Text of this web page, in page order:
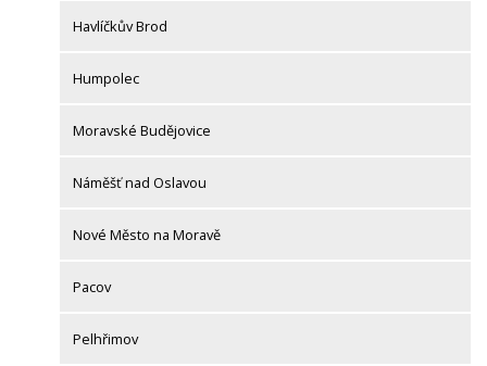
Havlíčkův Brod
Humpolec
Moravské Budějovice
Náměšť nad Oslavou
Nové Město na Moravě
Pacov
Pelhřimov